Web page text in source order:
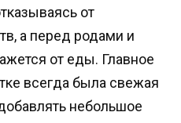
от
а перед родами и
от еды. Главное
всегда была свежая
небольшое